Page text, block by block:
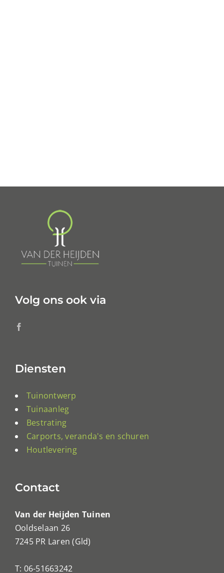
Volg ons ook via
Diensten
Tuinontwerp
Tuinaanleg
Bestrating
Carports, veranda's en schuren
Houtlevering
Contact
Van der Heijden Tuinen
Ooldselaan 26
7245 PR Laren (Gld)
T: 06-51663242